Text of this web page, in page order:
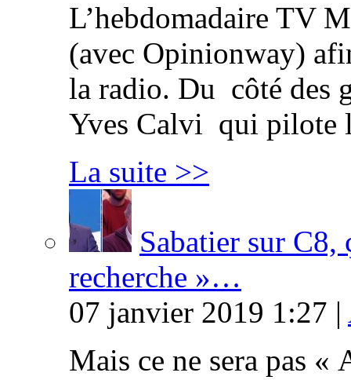
L’hebdomadaire TV
(avec Opinionway)
la radio. Du côté des
Yves Calvi qui
La suite >>
Sabatier sur C8,
recherche »…
07 janvier 2019 1:27 |
Mais ce ne sera pas «